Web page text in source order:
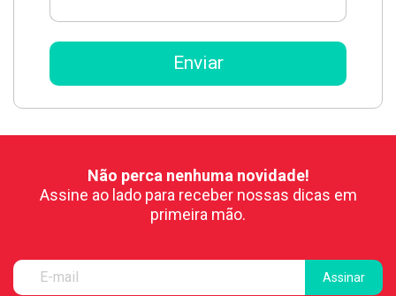
Não perca nenhuma novidade!
Assine ao lado para receber nossas dicas em
primeira mão.